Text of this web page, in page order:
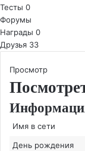
Тесты 0
Форумы
Награды 0
Друзья 33
Просмотр
Имя в сети
День рождения